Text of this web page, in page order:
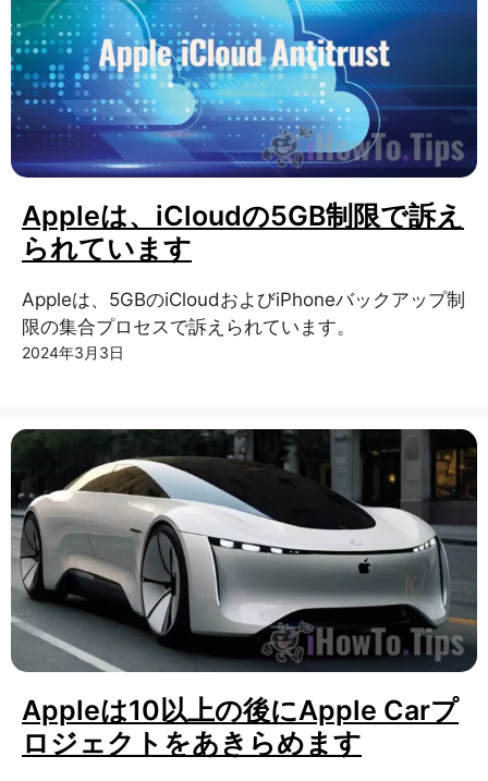
Appleは、iCloudの5GB制限で訴え
られています
Appleは、5GBのiCloudおよびiPhoneバックアップ制
限の集合プロセスで訴えられています。
2024年3月3日
Appleは10以上の後にApple Carプ
ロジェクトをあきらめます